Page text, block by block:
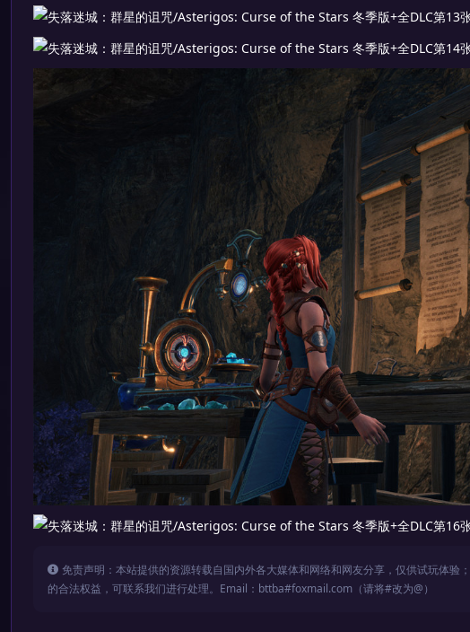
免责声明：本站提供的资源转载自国内外各大媒体和网络和网友分享，仅供试玩体
的合法权益，可联系我们进行处理。Email：bttba#foxmail.com（请将#改为@）